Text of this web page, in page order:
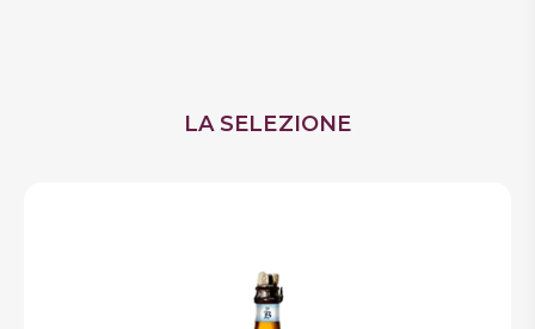
LA SELEZIONE